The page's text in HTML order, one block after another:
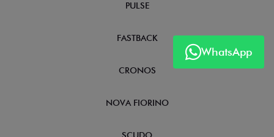
WhatsApp
PULSE
FASTBACK
CRONOS
NOVA FIORINO